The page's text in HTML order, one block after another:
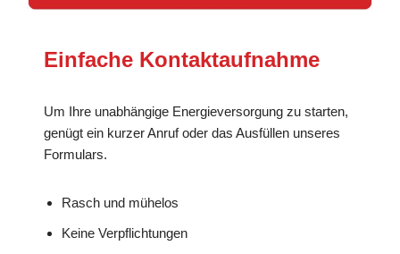
Einfache Kontaktaufnahme
Um Ihre unabhängige Energieversorgung zu starten,
genügt ein kurzer Anruf oder das Ausfüllen unseres
Formulars.
Rasch und mühelos
Keine Verpflichtungen